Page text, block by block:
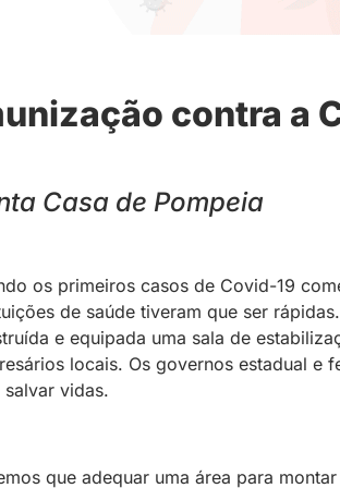
contra a
Casa de Pompeia
os primeiros casos de Covid-19
de saúde tiveram que ser
e equipada uma sala de
locais. Os governos estadual e
salvar vidas.
que adequar uma área para